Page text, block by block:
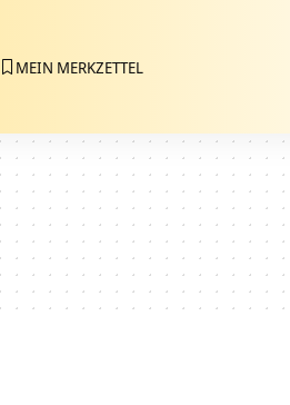
MEIN MERKZETTEL